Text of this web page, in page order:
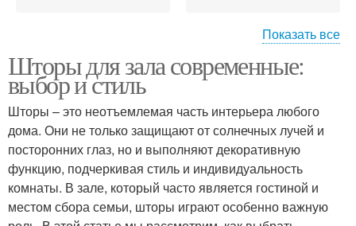
расстановке
Показать все
Шторы для зала современные:
выбор и стиль
Шторы – это неотъемлемая часть интерьера любого
дома. Они не только защищают от солнечных лучей и
посторонних глаз, но и выполняют декоративную
функцию, подчеркивая стиль и индивидуальность
комнаты. В зале, который часто является гостиной и
местом сбора семьи, шторы играют особенно важную